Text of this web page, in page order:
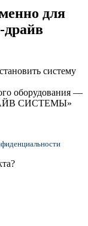
для
драйв
систему
оборудования —
СИСТЕМЫ»